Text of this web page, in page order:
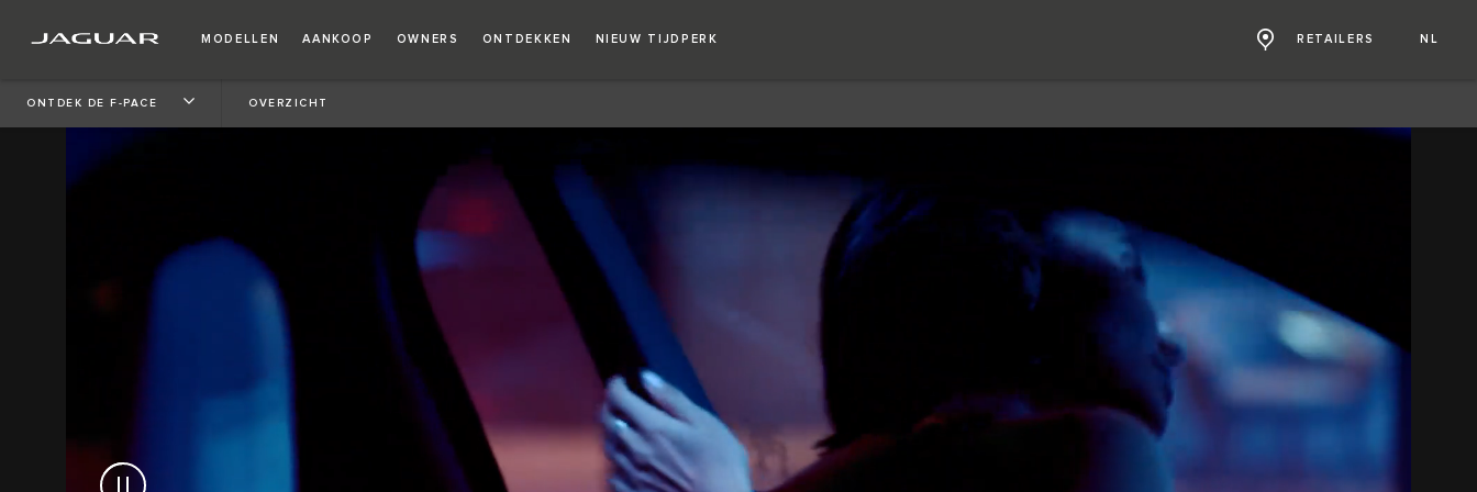
MODELLEN AANKOOP OWNERS ONTDEKKEN NIEUW TIJDPERK RETAILERS NL
ONTDEK DE F-PACE OVERZICHT